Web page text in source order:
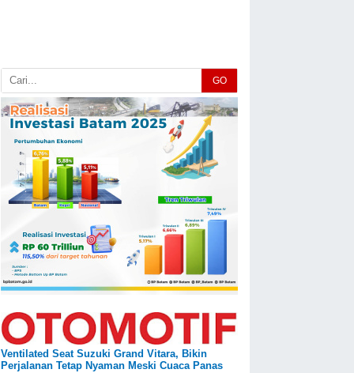
GO
Ventilated Seat Suzuki Grand Vitara, Bikin
Perjalanan Tetap Nyaman Meski Cuaca Panas